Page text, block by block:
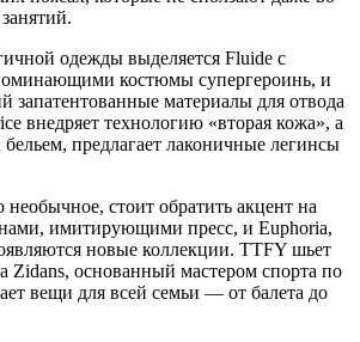
одежды выделяется Fluide с
костюмы супергероинь, и
материалы для отвода
внедряет технологию «вторая кожа», а
предлагает лаконичные легинсы
стоит обратить акцент на
имитирующими пресс, и Euphoria,
новые коллекции. TTFY шьет
Zidans, основанный мастером спорта по
вещи для всей семьи — от балета до